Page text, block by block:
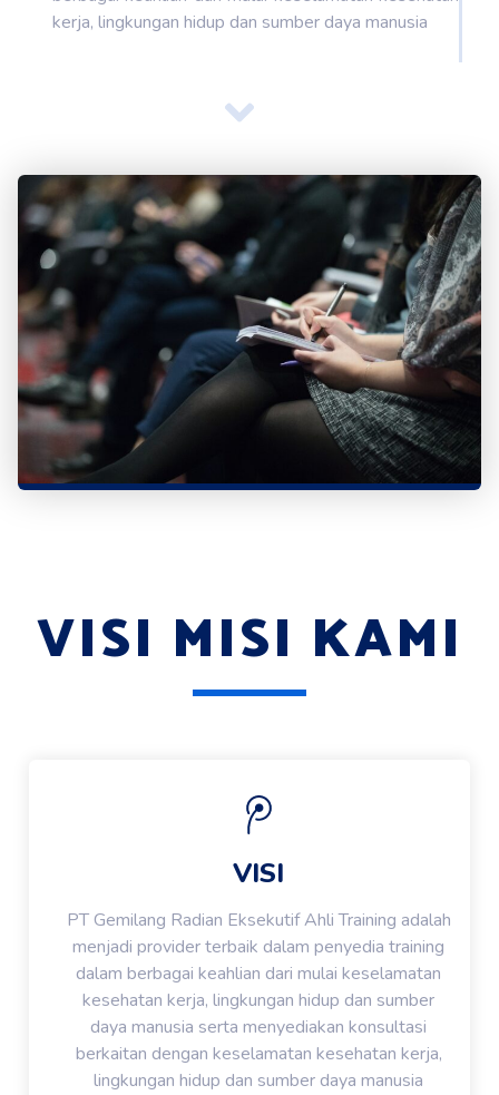
kerja, lingkungan hidup dan sumber daya manusia
VISI MISI KAMI
VISI
PT Gemilang Radian Eksekutif Ahli Training adalah
menjadi provider terbaik dalam penyedia training
dalam berbagai keahlian dari mulai keselamatan
kesehatan kerja, lingkungan hidup dan sumber
daya manusia serta menyediakan konsultasi
berkaitan dengan keselamatan kesehatan kerja,
lingkungan hidup dan sumber daya manusia